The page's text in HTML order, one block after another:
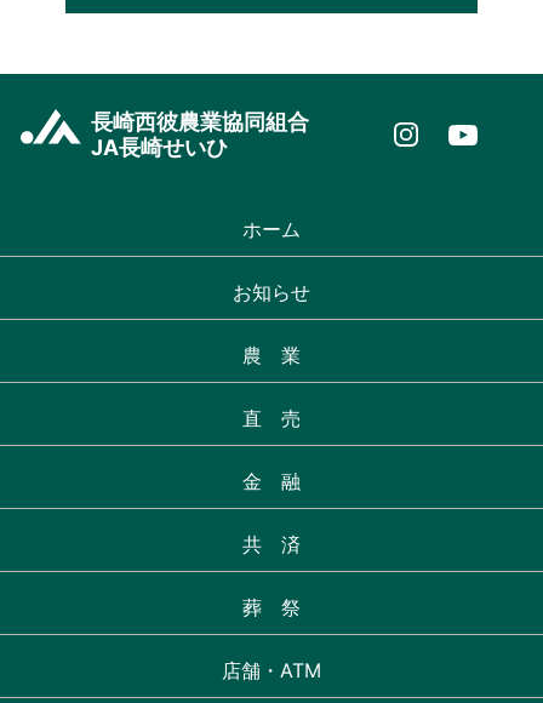
長崎西彼農業協同組合
JA長崎せいひ
ホーム
お知らせ
農 業
直 売
金 融
共 済
葬 祭
店舗・ATM